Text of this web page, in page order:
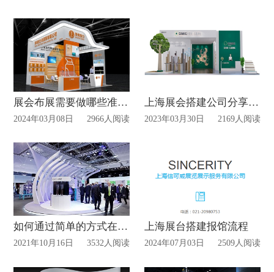
展会布展需要做哪些准备？
2024年03月08日 2966人阅读
上海展会搭建公司分享特装展台搭建使用材料
2023年03月30日 2169人阅读
如何通过简单的方式在展会中给人留下深刻的印象？
2021年10月16日 3532人阅读
上海展台搭建报馆流程
2024年07月03日 2509人阅读